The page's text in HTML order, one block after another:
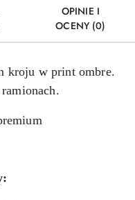
OPINIE I
OCENY (0)
kroju w print ombre.